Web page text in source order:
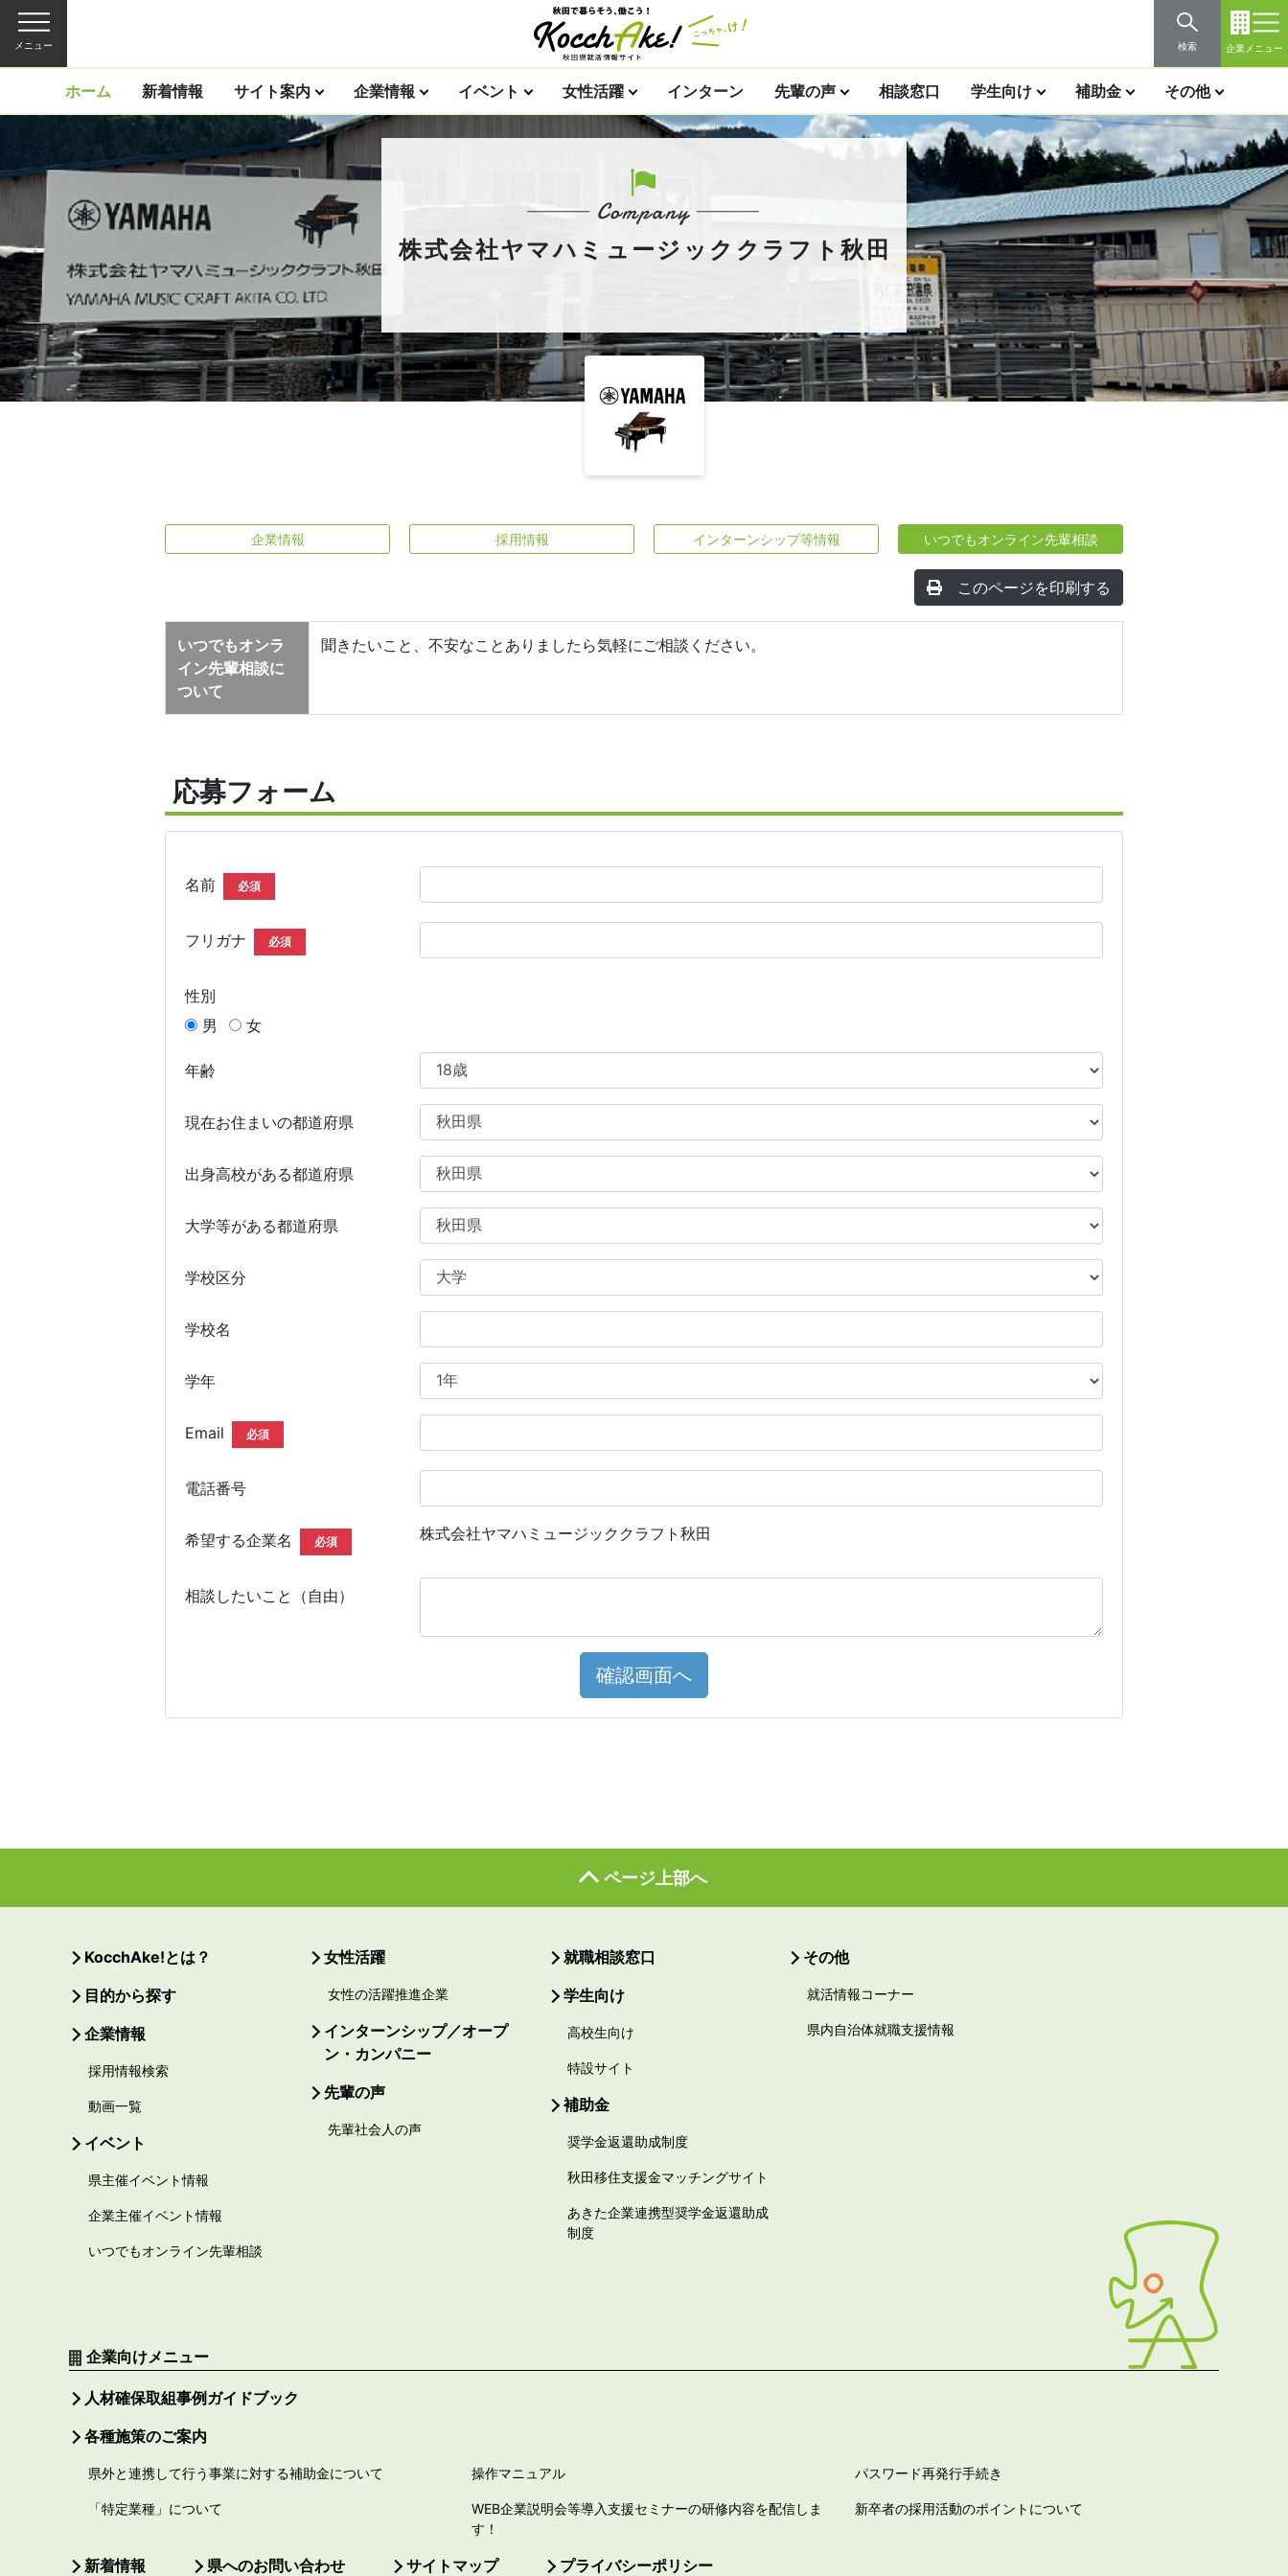
メニュー 検索 企業メニュー
ホーム 新着情報 サイト案内 企業情報 イベント 女性活躍 インターン 先輩の声 相談窓口 学生向け 補助金 その他
株式会社ヤマハミュージッククラフト秋田
企業情報 採用情報 インターンシップ等情報 いつでもオンライン先輩相談
このページを印刷する
いつでもオンラ
イン先輩相談に
ついて
聞きたいこと、不安なことありましたら気軽にご相談ください。
応募フォーム
名前 必須
フリガナ 必須
性別
男
女
年齢
現在お住まいの都道府県
出身高校がある都道府県
大学等がある都道府県
学校区分
学校名
学年
Email 必須
電話番号
希望する企業名 必須 株式会社ヤマハミュージッククラフト秋田
相談したいこと（自由）
確認画面へ
ページ上部へ
KocchAke!とは？
目的から探す
企業情報
採用情報検索
動画一覧
イベント
県主催イベント情報
企業主催イベント情報
いつでもオンライン先輩相談
女性活躍
女性の活躍推進企業
インターンシップ／オープ
ン・カンパニー
先輩の声
先輩社会人の声
就職相談窓口
学生向け
高校生向け
特設サイト
補助金
奨学金返還助成制度
秋田移住支援金マッチングサイト
あきた企業連携型奨学金返還助成
制度
その他
就活情報コーナー
県内自治体就職支援情報
企業向けメニュー
人材確保取組事例ガイドブック
各種施策のご案内
県外と連携して行う事業に対する補助金について 操作マニュアル パスワード再発行手続き
「特定業種」について
WEB企業説明会等導入支援セミナーの研修内容を配信しま
す！
新卒者の採用活動のポイントについて
新着情報 県へのお問い合わせ サイトマップ プライバシーポリシー